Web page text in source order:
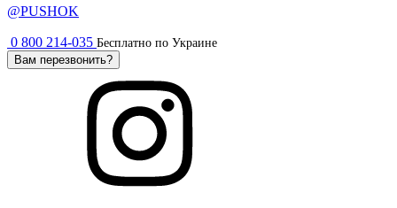
@PUSHOK
0 800 214-035 Бесплатно по Украине
Вам перезвонить?